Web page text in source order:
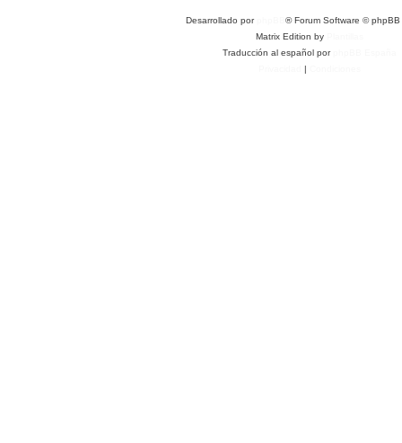
Desarrollado por
® Forum Software © phpBB
Matrix Edition by
Traducción al español por
|